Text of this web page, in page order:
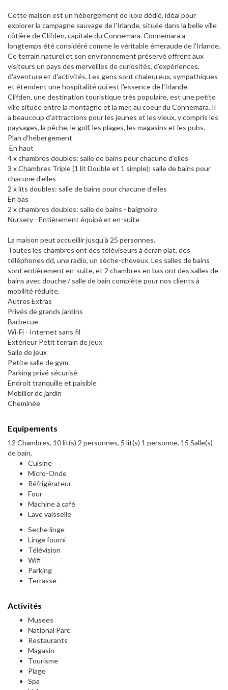
Cette maison est un hébergement de luxe dédié, idéal pour
explorer la campagne sauvage de l'Irlande, située dans la belle ville
côtière de Clifden, capitale du Connemara. Connemara a
longtemps été considéré comme le véritable émeraude de l'Irlande.
Ce terrain naturel et son environnement préservé offrent aux
visiteurs un pays des merveilles de curiosités, d'expériences,
d'aventure et d'activités. Les gens sont chaleureux, sympathiques
et étendent une hospitalité qui est l'essence de l'Irlande.
Clifden, une destination touristique très populaire, est une petite
ville située entre la montagne et la mer, au coeur du Connemara. Il
a beaucoup d'attractions pour les jeunes et les vieux, y compris les
paysages, la pêche, le golf, les plages, les magasins et les pubs.
Plan d'hébergement
En haut
4 x chambres doubles: salle de bains pour chacune d'elles
3 x Chambres Triple (1 lit Double et 1 simple): salle de bains pour
chacune d'elles
2 x lits doubles: salle de bains pour chacune d'elles
En bas
2 x chambres doubles: salle de bains - baignoire
Nursery - Entièrement équipé et en-suite
La maison peut accueillir jusqu'à 25 personnes.
Toutes les chambres ont des téléviseurs à écran plat, des
téléphones dd, une radio, un sèche-cheveux. Les salles de bains
sont entièrement en-suite, et 2 chambres en bas ont des salles de
bains avec douche / salle de bain complète pour nos clients à
mobilité réduite.
Autres Extras
Privés de grands jardins
Barbecue
Wi-Fi - Internet sans fil
Extérieur Petit terrain de jeux
Salle de jeux
Petite salle de gym
Parking privé sécurisé
Endroit tranquille et paisible
Mobilier de jardin
Cheminée
Equipements
12 Chambres, 10 lit(s) 2 personnes, 5 lit(s) 1 personne, 15 Salle(s)
de bain,
Cuisine
Micro-Onde
Réfrigérateur
Four
Machine à café
Lave vaisselle
Seche linge
Linge fourni
Télévision
Wifi
Parking
Terrasse
Activités
Musees
National Parc
Restaurants
Magasin
Tourisme
Plage
Spa